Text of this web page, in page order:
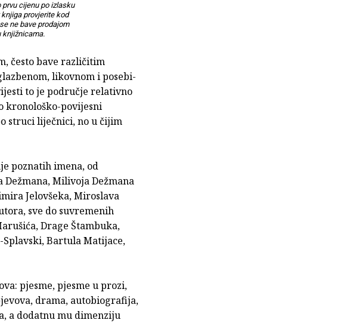
cijenu po izlasku
provjerite kod
ne bave prodajom
knjižnicama.
često bave različitim
likovnom i posebi­
to je područje relativno
kronološko-povijesni
struci liječnici, no u čijim
poznatih imena, od
Milivoja Dežmana
Jelovšeka, Miroslava
sve do suvremenih
Drage Štambuka,
Splavski, Bartula Matijace,
pjesme, pjesme u prozi,
drama, autobiografija,
a dodatnu mu dimenziju